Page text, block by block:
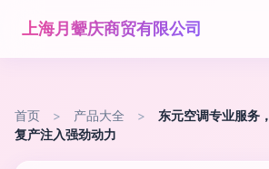
上海月颦庆商贸有限公司
首页 > 产品大全 >
东元空调专业服务
复产注入强劲动力